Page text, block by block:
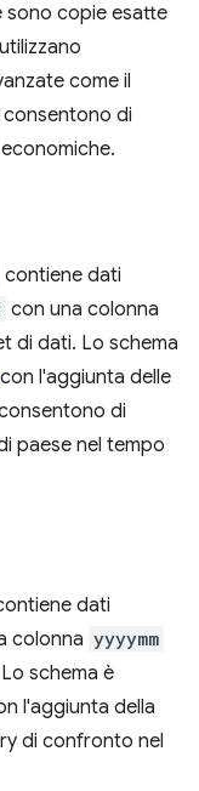
sono copie esatte
come il
consentono di
contiene dati
con una colonna
di dati. Lo schema
l'aggiunta delle
di
paese nel tempo
dati
colonna yyyymm
schema è
l'aggiunta della
di confronto nel